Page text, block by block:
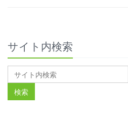
サイト内検索